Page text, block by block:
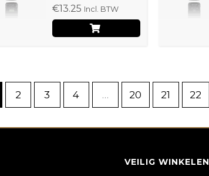
€13.25 Incl. BTW
2 3 4 … 20 21 22
VEILIG WINKELEN